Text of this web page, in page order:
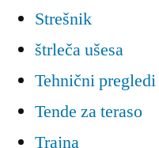
Strešnik
štrleča ušesa
Tehnični pregledi
Tende za teraso
Trajna